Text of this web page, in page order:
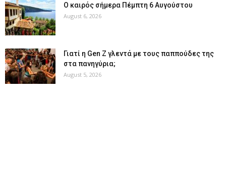
Ο καιρός σήμερα Πέμπτη 6 Αυγούστου
August 6, 2026
Γιατί η Gen Z γλεντά με τους παππούδες της
στα πανηγύρια;
August 5, 2026